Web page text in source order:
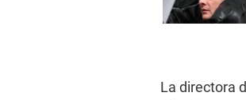
La directora